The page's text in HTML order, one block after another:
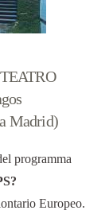
Madrid)
programma
Europeo.